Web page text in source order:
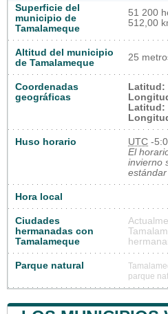
Superficie del
municipio de
Tamalameque
51 200
512,00
Altitud del municipio
de Tamalameque
25
Coordenadas
geográficas
Latitud:
Latitud:
Huso horario UTC -
El
invierno
estándar
Hora local
Ciudades
hermanadas con
Tamalameque
Parque natural
parque